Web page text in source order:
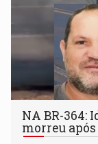
NA BR-364:
morreu